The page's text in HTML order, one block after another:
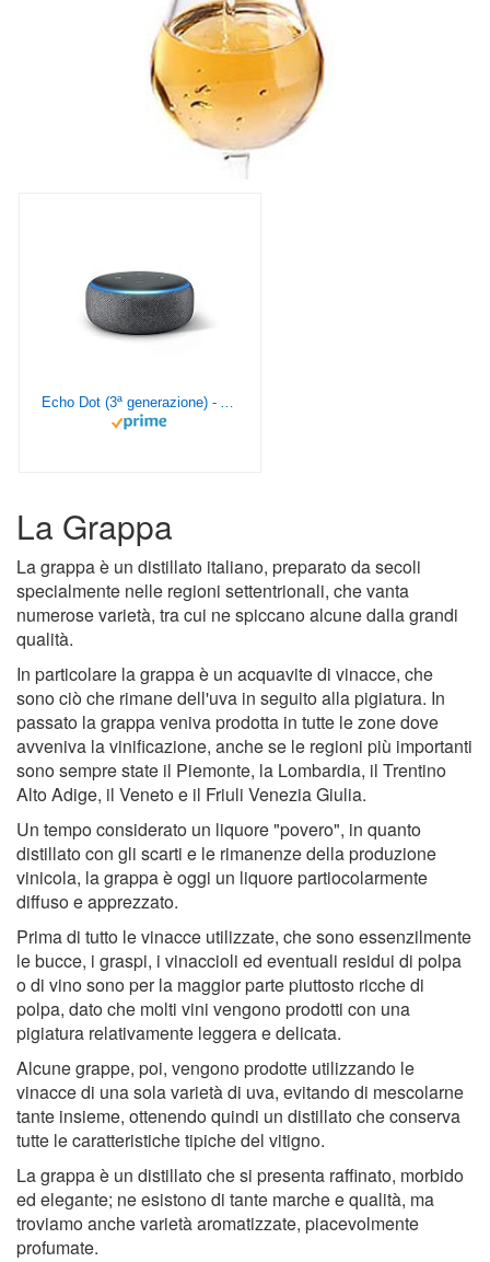
Echo Dot (3ª generazione) - Altoparlante intelligente con integrazione Alexa - Tessuto antracite
La Grappa
La grappa è un distillato italiano, preparato da secoli
specialmente nelle regioni settentrionali, che vanta
numerose varietà, tra cui ne spiccano alcune dalla grandi
qualità.
In particolare la grappa è un acquavite di vinacce, che
sono ciò che rimane dell'uva in seguito alla pigiatura. In
passato la grappa veniva prodotta in tutte le zone dove
avveniva la vinificazione, anche se le regioni più importanti
sono sempre state il Piemonte, la Lombardia, il Trentino
Alto Adige, il Veneto e il Friuli Venezia Giulia.
Un tempo considerato un liquore "povero", in quanto
distillato con gli scarti e le rimanenze della produzione
vinicola, la grappa è oggi un liquore partiocolarmente
diffuso e apprezzato.
Prima di tutto le vinacce utilizzate, che sono essenzilmente
le bucce, i graspi, i vinaccioli ed eventuali residui di polpa
o di vino sono per la maggior parte piuttosto ricche di
polpa, dato che molti vini vengono prodotti con una
pigiatura relativamente leggera e delicata.
Alcune grappe, poi, vengono prodotte utilizzando le
vinacce di una sola varietà di uva, evitando di mescolarne
tante insieme, ottenendo quindi un distillato che conserva
tutte le caratteristiche tipiche del vitigno.
La grappa è un distillato che si presenta raffinato, morbido
ed elegante; ne esistono di tante marche e qualità, ma
troviamo anche varietà aromatizzate, piacevolmente
profumate.